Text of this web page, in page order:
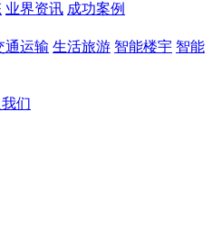
业界资讯 成功案例
通运输 生活旅游 智能楼宇 智能
们